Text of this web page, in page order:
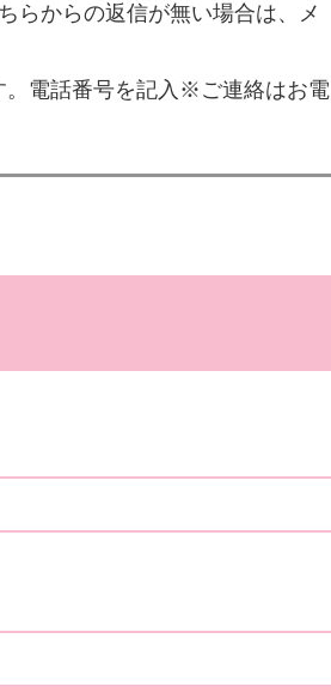
らからの返信が無い場合は、メ
。電話番号を記入※ご連絡はお電